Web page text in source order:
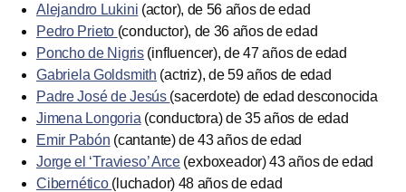
Alejandro Lukini (actor), de 56 años de edad
Pedro Prieto (conductor), de 36 años de edad
Poncho de Nigris (influencer), de 47 años de edad
Gabriela Goldsmith (actriz), de 59 años de edad
Padre José de Jesús (sacerdote) de edad desconocida
Jimena Longoria (conductora) de 35 años de edad
Emir Pabón (cantante) de 43 años de edad
Jorge el ‘Travieso’ Arce (exboxeador) 43 años de edad
Cibernético (luchador) 48 años de edad